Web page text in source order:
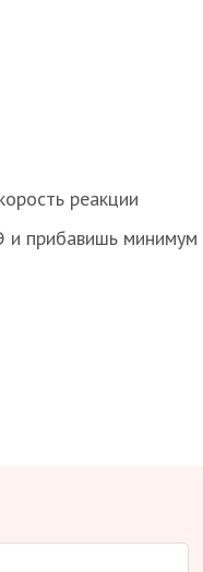
реакции
прибавишь минимум